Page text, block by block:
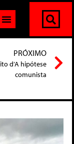
PRÓXIMO
d’A hipótese
comunista